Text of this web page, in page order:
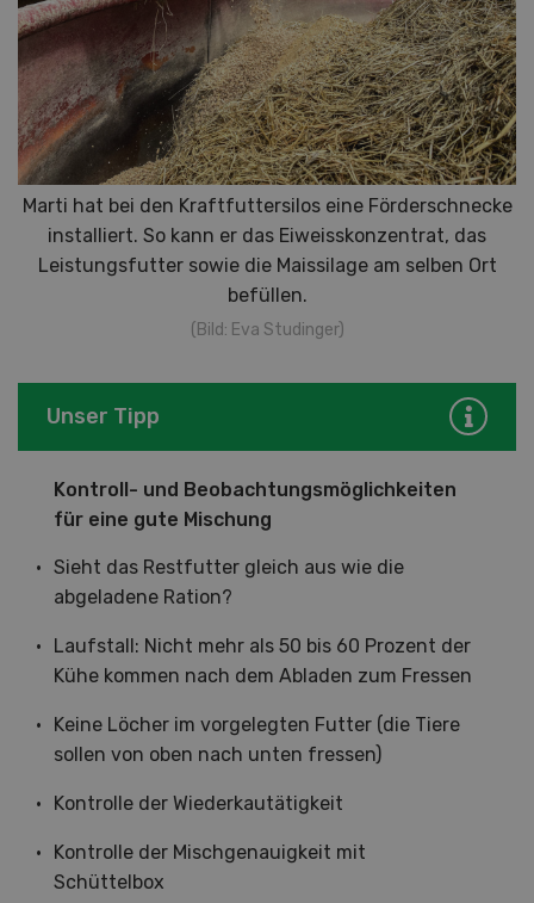
Marti hat bei den Kraftfuttersilos eine Förderschnecke
installiert. So kann er das Eiweisskonzentrat, das
Leistungsfutter sowie die Maissilage am selben Ort
befüllen.
(Bild: Eva Studinger)
Unser Tipp
Kontroll- und Beobachtungsmöglichkeiten
für eine gute Mischung
Sieht das Restfutter gleich aus wie die
abgeladene Ration?
Laufstall: Nicht mehr als 50 bis 60 Prozent der
Kühe kommen nach dem Abladen zum Fressen
Keine Löcher im vorgelegten Futter (die Tiere
sollen von oben nach unten fressen)
Kontrolle der Wiederkautätigkeit
Kontrolle der Mischgenauigkeit mit
Schüttelbox